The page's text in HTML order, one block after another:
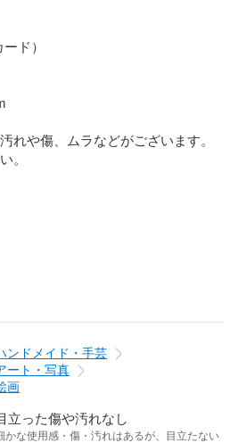
ド）
れや傷、ムラなどがございます。
。
ンドメイド・手芸
ート・写真
画
立った傷や汚れなし
かな使用感・傷・汚れはあるが、目立たない